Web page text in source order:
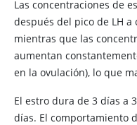
Las concentraciones de
después del pico de LH
mientras que las
aumentan
en la ovulación), lo que
El estro dura de 3 días a
días. El comportamiento